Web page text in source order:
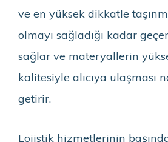
ve en yüksek dikkatle
olmayı sağladığı kadar
sağlar ve materyallerin
kalitesiyle alıcıya ulaşması
getirir.
Lojistik hizmetlerinin